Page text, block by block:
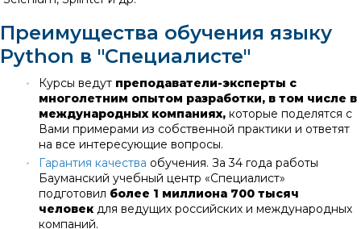
Преимущества обучения языку
Python в "Специалисте"
• Курсы ведут преподаватели-эксперты с
многолетним опытом разработки, в том числе в
международных компаниях, которые поделятся с
Вами примерами из собственной практики и ответят
на все интересующие вопросы.
• Гарантия качества обучения. За 34 года работы
Бауманский учебный центр «Специалист»
подготовил более 1 миллиона 700 тысяч
человек для ведущих российских и международных
компаний.